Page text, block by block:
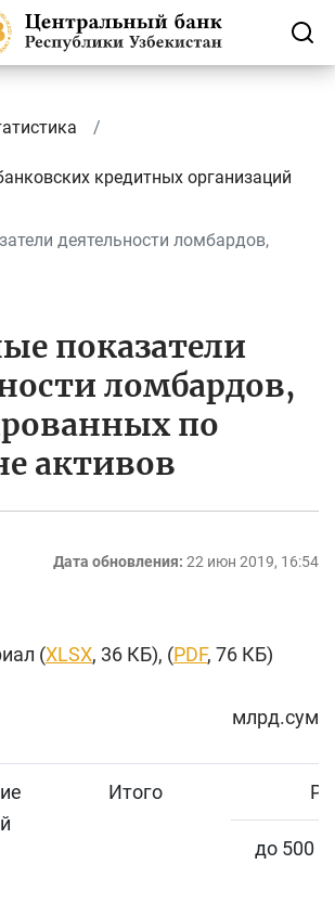
кредитных организаций
деятельности ломбардов,
показатели
ломбардов,
по
активов
Дата обновления: 22 июн 2019, 16:54
(XLSX, 36 КБ), (PDF, 76 КБ)
млрд.сум
Итого
до 500